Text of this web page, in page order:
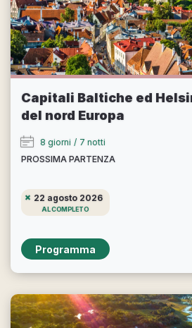
Capitali Baltiche ed
del nord Europa
8 giorni / 7 notti
PROSSIMA PARTENZA
22 agosto 2026
AL COMPLETO
Programma